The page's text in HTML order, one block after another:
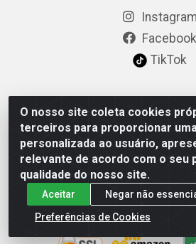
O nosso site coleta cookies
terceiros para proporcionar
personalizada ao usuário,
relevante de acordo com o seu
qualidade do nosso site.
Aceitar
Negar não
Preferências de Cookies
Instagram
Facebook
TikTok
Baixe já nosso
Site